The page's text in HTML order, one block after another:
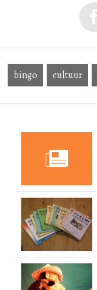
bingo cultuur